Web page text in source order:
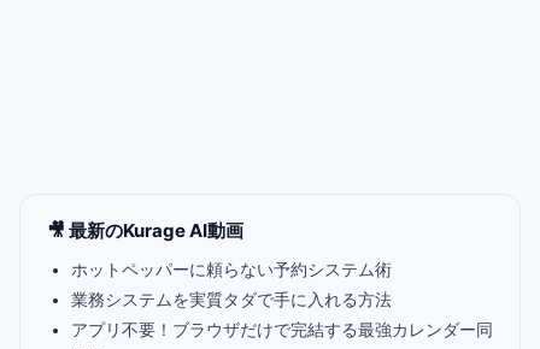
🎥 最新のKurage AI動画
ホットペッパーに頼らない予約システム術
業務システムを実質タダで手に入れる方法
アプリ不要！ブラウザだけで完結する最強カレンダー同